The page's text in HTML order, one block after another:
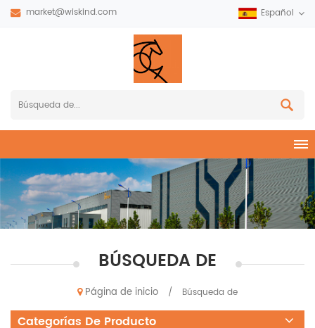
market@wiskind.com Español
BÚSQUEDA DE
Página de inicio / Búsqueda de
Categorías De Producto